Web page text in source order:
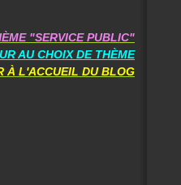
"SERVICE PUBLIC"
AU CHOIX DE THÈME
À L'ACCUEIL DU BLOG